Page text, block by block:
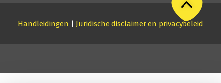
Handleidingen | Juridische disclaimer en privacybeleid